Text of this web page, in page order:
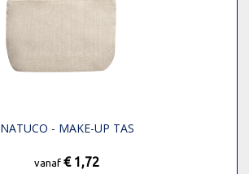
NATUCO - MAKE-UP TAS
vanaf € 1,72